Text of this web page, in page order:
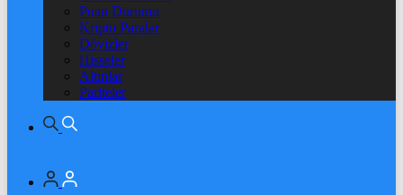
Puan Durumu
Kripto Paralar
Dövizler
Hisseler
Altınlar
Pariteler